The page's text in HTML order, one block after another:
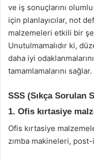
ve iş sonuçlarını
için planlayıcılar, not
malzemeleri etkili bir
Unutulmamalıdır ki,
daha iyi
tamamlamalarını sağlar.
SSS (Sıkça Sorulan
1. Ofis kırtasiye
Ofis kırtasiye
zımba makineleri,